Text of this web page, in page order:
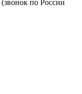
(звонок по России